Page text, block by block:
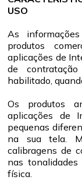
USO
As
produtos
aplicações de
de
habilitado,
Os produtos
aplicações de
pequenas
na sua tela.
calibragens de
nas tonalidades
física.